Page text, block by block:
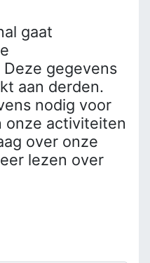
gaat
gegevens
aan derden.
nodig voor
onze activiteiten
over onze
lezen over